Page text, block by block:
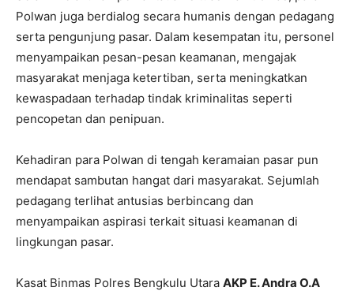
Polwan juga berdialog secara humanis dengan pedagang
serta pengunjung pasar. Dalam kesempatan itu, personel
menyampaikan pesan-pesan keamanan, mengajak
masyarakat menjaga ketertiban, serta meningkatkan
kewaspadaan terhadap tindak kriminalitas seperti
pencopetan dan penipuan.
Kehadiran para Polwan di tengah keramaian pasar pun
mendapat sambutan hangat dari masyarakat. Sejumlah
pedagang terlihat antusias berbincang dan
menyampaikan aspirasi terkait situasi keamanan di
lingkungan pasar.
Kasat Binmas Polres Bengkulu Utara AKP E. Andra O.A